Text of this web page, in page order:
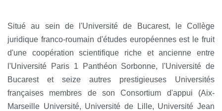
Situé au sein de l'Université de Bucarest, le Collège
juridique franco-roumain d'études européennes est le fruit
d'une coopération scientifique riche et ancienne entre
l'Université Paris 1 Panthéon Sorbonne, l'Université de
Bucarest et seize autres prestigieuses Universités
françaises membres de son Consortium d'appui (Aix-
Marseille Université, Université de Lille, Université Jean